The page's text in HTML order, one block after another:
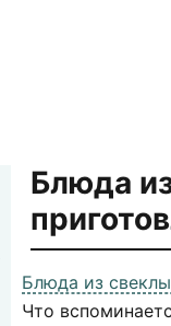
Блюда
Блюда из
Что